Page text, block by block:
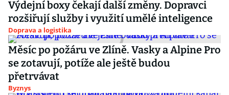
Výdejní boxy čekají další změny. Dopravci
rozšiřují služby i využití umělé inteligence
Doprava a logistika
Měsíc po požáru ve Zlíně. Vasky a Alpine Pro
se zotavují, potíže ale ještě budou
přetrvávat
Byznys